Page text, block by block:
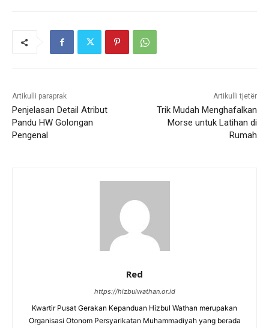
Artikulli paraprak
Penjelasan Detail Atribut
Pandu HW Golongan
Pengenal
Artikulli tjetër
Trik Mudah Menghafalkan
Morse untuk Latihan di
Rumah
Red
https://hizbulwathan.or.id
Kwartir Pusat Gerakan Kepanduan Hizbul Wathan merupakan
Organisasi Otonom Persyarikatan Muhammadiyah yang berada